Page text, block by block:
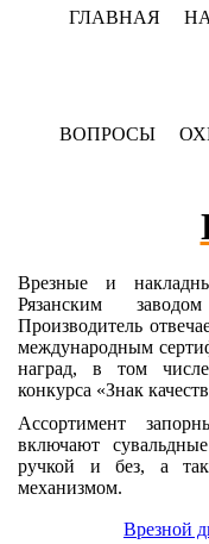
ГЛАВНАЯ
ВОПРОСЫ
Врезные и
Рязанским
Производитель
международным
наград, в том
конкурса «Знак
Ассортимент
включают
ручкой и без, а
механизмом.
Врезной